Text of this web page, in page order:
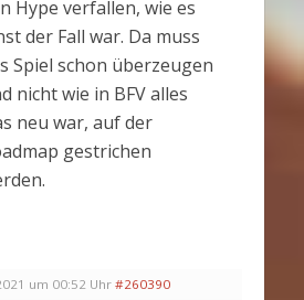
Hype verfallen, wie es
der Fall war. Da muss
Spiel schon überzeugen
nicht wie in BFV alles
neu war, auf der
gestrichen
um 00:52 Uhr #260390